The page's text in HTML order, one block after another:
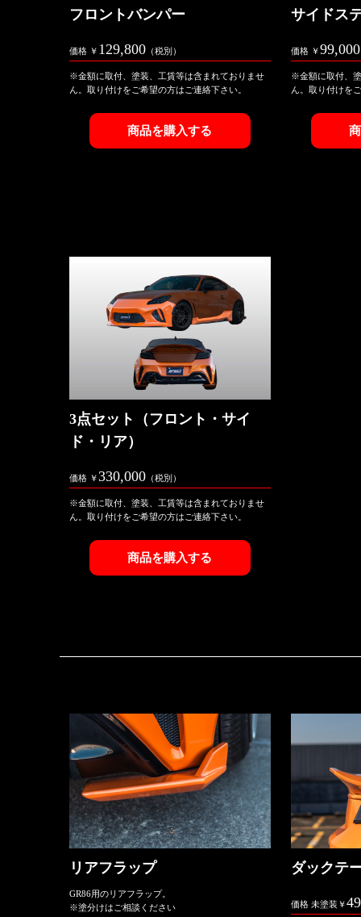
フロントバンパー
価格 ￥ 129,800（税別）
※金額に取付、塗装、工賃等は含まれておりませ
ん。取り付けをご希望の方はご連絡下さい。
商品を購入する
サイドス
価格 ￥99,000
※金額に取付、
ん。取り付けを
3点セット（フロント・サイ
ド・リア）
価格 ￥330,000（税別）
※金額に取付、塗装、工賃等は含まれておりませ
ん。取り付けをご希望の方はご連絡下さい。
商品を購入する
リアフラップ
GR86用のリアフラップ。
※塗分けはご相談ください
ダックテ
価格 未塗装￥